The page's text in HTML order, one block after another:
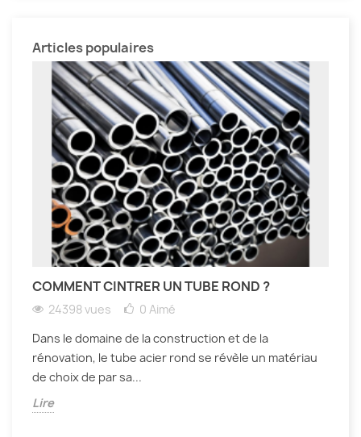
Articles populaires
COMMENT CINTRER UN TUBE ROND ?
24398 vues 0 Aimé
Dans le domaine de la construction et de la
rénovation, le tube acier rond se révèle un matériau
de choix de par sa...
Lire